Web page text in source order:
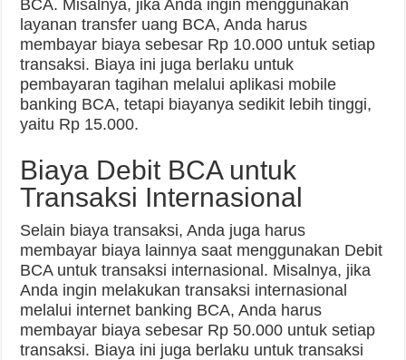
BCA. Misalnya, jika Anda ingin menggunakan
layanan transfer uang BCA, Anda harus
membayar biaya sebesar Rp 10.000 untuk setiap
transaksi. Biaya ini juga berlaku untuk
pembayaran tagihan melalui aplikasi mobile
banking BCA, tetapi biayanya sedikit lebih tinggi,
yaitu Rp 15.000.
Biaya Debit BCA untuk
Transaksi Internasional
Selain biaya transaksi, Anda juga harus
membayar biaya lainnya saat menggunakan Debit
BCA untuk transaksi internasional. Misalnya, jika
Anda ingin melakukan transaksi internasional
melalui internet banking BCA, Anda harus
membayar biaya sebesar Rp 50.000 untuk setiap
transaksi. Biaya ini juga berlaku untuk transaksi